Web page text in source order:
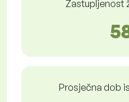
Zastupljenost
Prosječna dob